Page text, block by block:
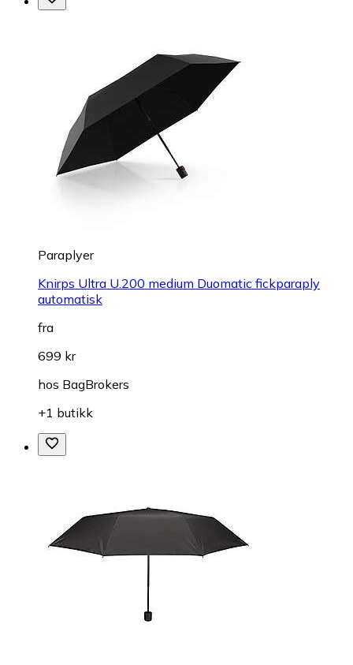
Paraplyer
Knirps Ultra U.200 medium Duomatic fickparaply
automatisk
fra
699 kr
hos BagBrokers
+1 butikk